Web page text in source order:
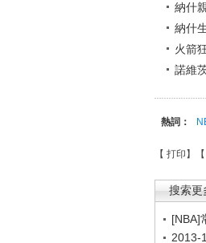
納什
納什
火箭
諾維
熱詞：
【 打印 】【
搜索更
[NBA]
2013-